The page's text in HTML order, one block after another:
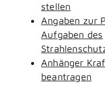
stellen
Angaben zur
Aufgaben des
Anhänger
beantragen